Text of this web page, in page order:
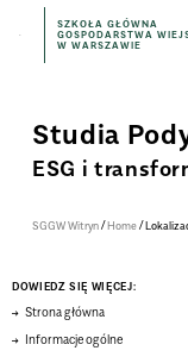
SZKOŁA GŁÓWNA
GOSPODARSTWA
W WARSZAWIE
Studia
ESG i
SGGW Witryn/Home/
DOWIEDZ SIĘ WIĘCEJ:
Strona główna
Informacje ogólne